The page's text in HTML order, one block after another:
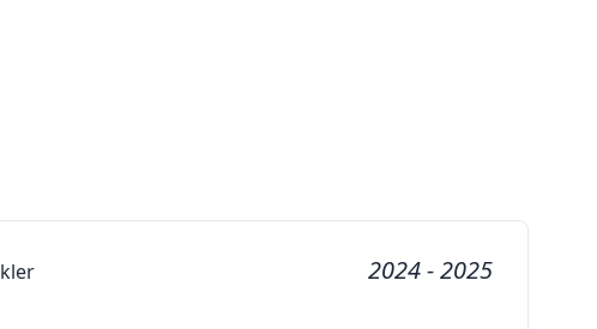
2024 - 2025